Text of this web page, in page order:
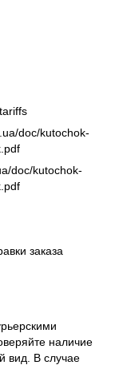
doc/kutochok-
doc/kutochok-
заказа
наличие
вид. В случае